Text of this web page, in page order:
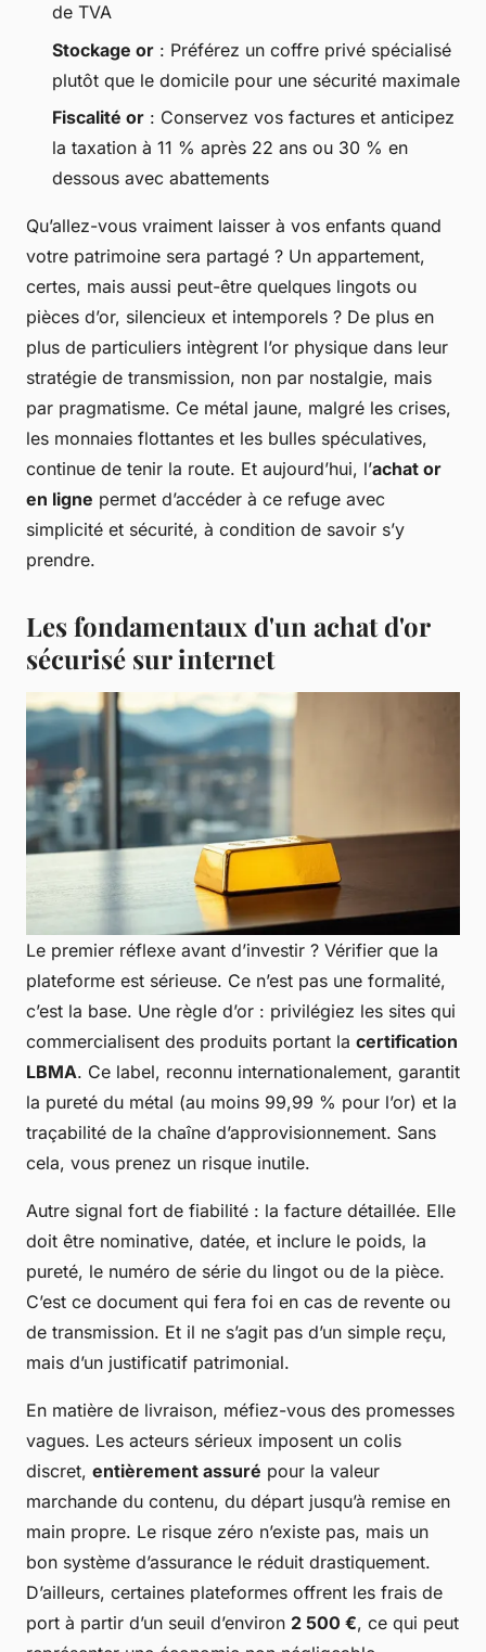
de TVA
Stockage or : Préférez un coffre privé spécialisé
plutôt que le domicile pour une sécurité maximale
Fiscalité or : Conservez vos factures et anticipez
la taxation à 11 % après 22 ans ou 30 % en
dessous avec abattements
Qu’allez-vous vraiment laisser à vos enfants quand
votre patrimoine sera partagé ? Un appartement,
certes, mais aussi peut-être quelques lingots ou
pièces d’or, silencieux et intemporels ? De plus en
plus de particuliers intègrent l’or physique dans leur
stratégie de transmission, non par nostalgie, mais
par pragmatisme. Ce métal jaune, malgré les crises,
les monnaies flottantes et les bulles spéculatives,
continue de tenir la route. Et aujourd’hui, l’achat or
en ligne permet d’accéder à ce refuge avec
simplicité et sécurité, à condition de savoir s’y
prendre.
Les fondamentaux d'un achat d'or
sécurisé sur internet
Le premier réflexe avant d’investir ? Vérifier que la
plateforme est sérieuse. Ce n’est pas une formalité,
c’est la base. Une règle d’or : privilégiez les sites qui
commercialisent des produits portant la certification
LBMA. Ce label, reconnu internationalement, garantit
la pureté du métal (au moins 99,99 % pour l’or) et la
traçabilité de la chaîne d’approvisionnement. Sans
cela, vous prenez un risque inutile.
Autre signal fort de fiabilité : la facture détaillée. Elle
doit être nominative, datée, et inclure le poids, la
pureté, le numéro de série du lingot ou de la pièce.
C’est ce document qui fera foi en cas de revente ou
de transmission. Et il ne s’agit pas d’un simple reçu,
mais d’un justificatif patrimonial.
En matière de livraison, méfiez-vous des promesses
vagues. Les acteurs sérieux imposent un colis
discret, entièrement assuré pour la valeur
marchande du contenu, du départ jusqu’à remise en
main propre. Le risque zéro n’existe pas, mais un
bon système d’assurance le réduit drastiquement.
D’ailleurs, certaines plateformes offrent les frais de
port à partir d’un seuil d’environ 2 500 €, ce qui peut